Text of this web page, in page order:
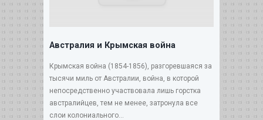
Австралия и Крымская война
Крымская война (1854-1856), разгоревшаяся за
тысячи миль от Австралии, война, в которой
непосредственно участвовала лишь горстка
австралийцев, тем не менее, затронула все
слои колониального...